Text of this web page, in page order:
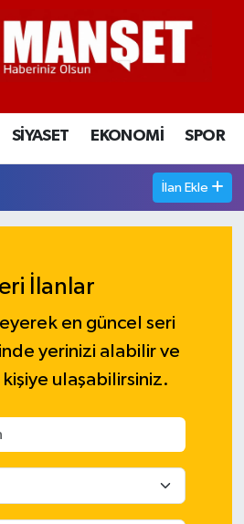
SİYASET EKONOMİ SPOR
İlan Ekle
İlanlar
en güncel seri
yerinizi alabilir ve
ulaşabilirsiniz.
Haritası